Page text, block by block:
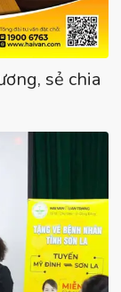
sẻ chia